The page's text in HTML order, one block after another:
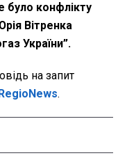
було конфлікту
Вітренка
України”.
на запит
.